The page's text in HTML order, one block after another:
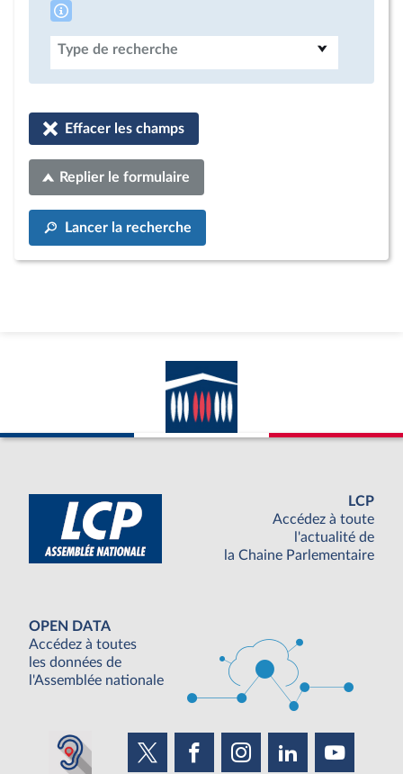
Type de recherche
Effacer les champs
Replier le formulaire
Lancer la recherche
LCP
Accédez à toute
l'actualité de
la Chaine Parlementaire
OPEN DATA
Accédez à toutes
les données de
l'Assemblée nationale